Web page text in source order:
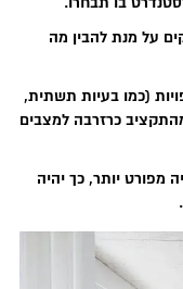
על מנת להבין מה
(כמו בעיות תשתית,
ועוד) ולכן מומלץ להשאיר כ15%-20% מהתקציב כרזרבה למצבים
יותר, כך יהיה